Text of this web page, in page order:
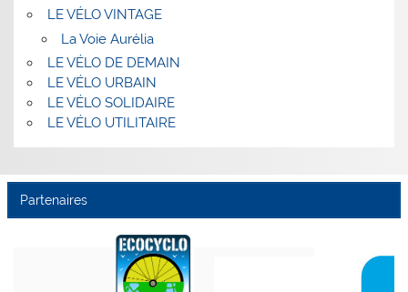
LE VÉLO VINTAGE
La Voie Aurélia
LE VÉLO DE DEMAIN
LE VÉLO URBAIN
LE VÉLO SOLIDAIRE
LE VÉLO UTILITAIRE
Partenaires